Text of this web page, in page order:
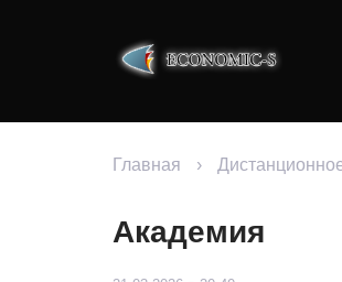
Главная ›
Академия